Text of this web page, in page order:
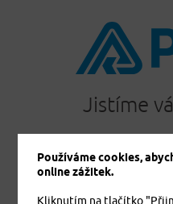
Jistíme
Používáme cookies,
online zážitek.
Kliknutím na tlačítko